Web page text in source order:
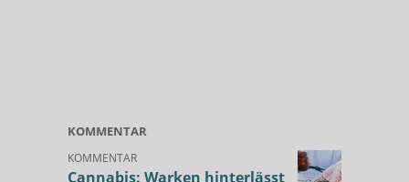
KOMMENTAR
KOMMENTAR
Cannabis: Warken hinterlässt